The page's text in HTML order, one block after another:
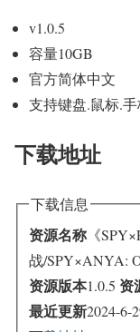
v1.0.5
容量10GB
官方简体中文
支持键盘.鼠标.手
下载地址
下载信息
资源名称 《
战/SPY×ANYA:
资源版本1.0.5 资
最近更新2024-6-